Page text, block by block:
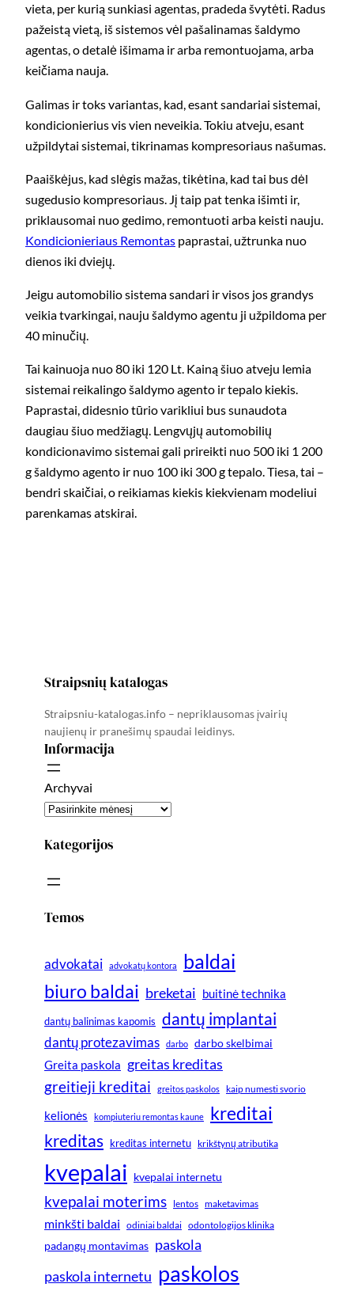
vieta, per kurią sunkiasi agentas, pradeda švytėti. Radus
pažeistą vietą, iš sistemos vėl pašalinamas šaldymo
agentas, o detalė išimama ir arba remontuojama, arba
keičiama nauja.
Galimas ir toks variantas, kad, esant sandariai sistemai,
kondicionierius vis vien neveikia. Tokiu atveju, esant
užpildytai sistemai, tikrinamas kompresoriaus našumas.
Paaiškėjus, kad slėgis mažas, tikėtina, kad tai bus dėl
sugedusio kompresoriaus. Jį taip pat tenka išimti ir,
priklausomai nuo gedimo, remontuoti arba keisti nauju.
Kondicionieriaus Remontas paprastai, užtrunka nuo
dienos iki dviejų.
Jeigu automobilio sistema sandari ir visos jos grandys
veikia tvarkingai, nauju šaldymo agentu ji užpildoma per
40 minučių.
Tai kainuoja nuo 80 iki 120 Lt. Kainą šiuo atveju lemia
sistemai reikalingo šaldymo agento ir tepalo kiekis.
Paprastai, didesnio tūrio varikliui bus sunaudota
daugiau šiuo medžiagų. Lengvųjų automobilių
kondicionavimo sistemai gali prireikti nuo 500 iki 1 200
g šaldymo agento ir nuo 100 iki 300 g tepalo. Tiesa, tai –
bendri skaičiai, o reikiamas kiekis kiekvienam modeliui
parenkamas atskirai.
Straipsnių katalogas
Straipsniu-katalogas.info – nepriklausomas įvairių
naujienų ir pranešimų spaudai leidinys.
Informacija
Archyvai
Kategorijos
Temos
advokatai advokatų kontora baldai
biuro baldai breketai buitinė technika
dantų balinimas kapomis dantų implantai
dantų protezavimas darbo darbo skelbimai
Greita paskola greitas kreditas
greitieji kreditai greitos paskolos kaip numesti svorio
kelionės kompiuteriu remontas kaune kreditai
kreditas kreditas internetu krikštynų atributika
kvepalai kvepalai internetu
kvepalai moterims lentos maketavimas
minkšti baldai odiniai baldai odontologijos klinika
padangų montavimas paskola
paskola internetu paskolos